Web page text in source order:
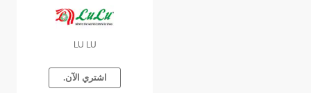
LU LU
اشتري الآن.